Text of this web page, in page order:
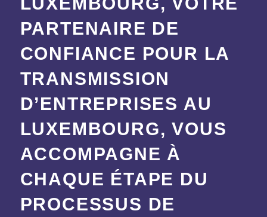
PARTENAIRE DE
CONFIANCE POUR LA
TRANSMISSION
D’ENTREPRISES AU
LUXEMBOURG, VOUS
ACCOMPAGNE À
CHAQUE ÉTAPE DU
PROCESSUS DE